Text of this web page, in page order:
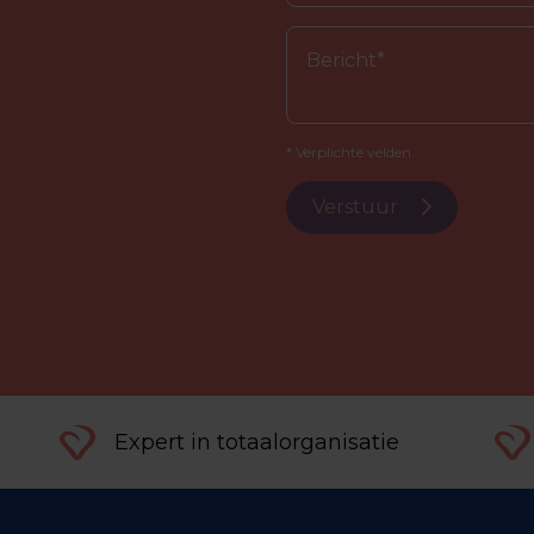
* Verplichte velden.
Verstuur
Expert in totaalorganisatie